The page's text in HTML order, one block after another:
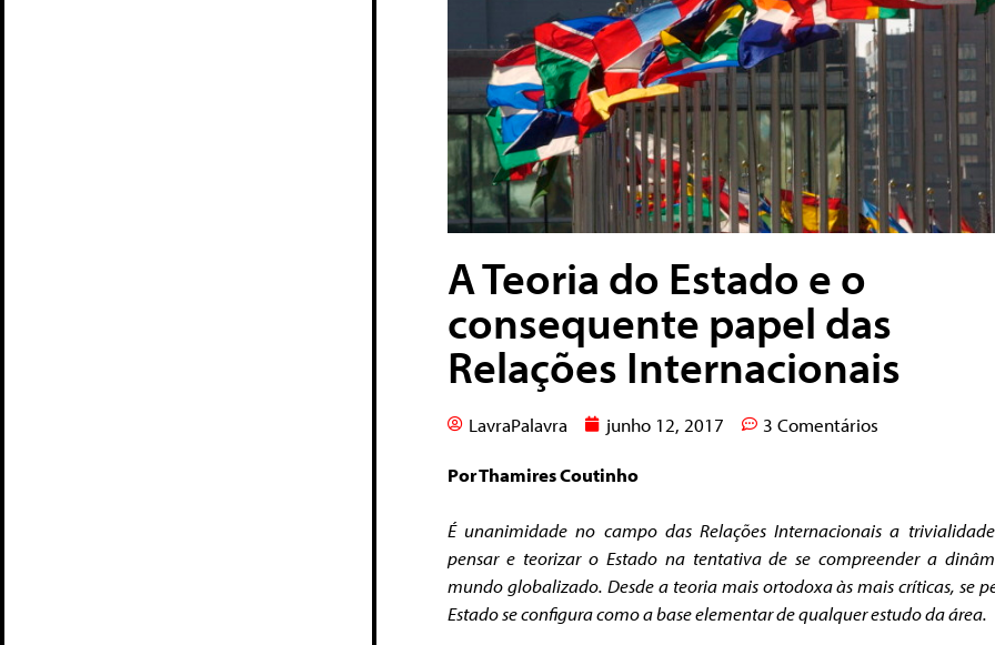
A Teoria do Estado e o
consequente papel das
Relações Internacionais
LavraPalavra junho 12, 2017 3 Comentários
Por Thamires Coutinho
É unanimidade no campo das Relações Internacionais a
pensar e teorizar o Estado na tentativa de se compreender a
mundo globalizado. Desde a teoria mais ortodoxa às mais críticas, se
Estado se configura como a base elementar de qualquer estudo da área.